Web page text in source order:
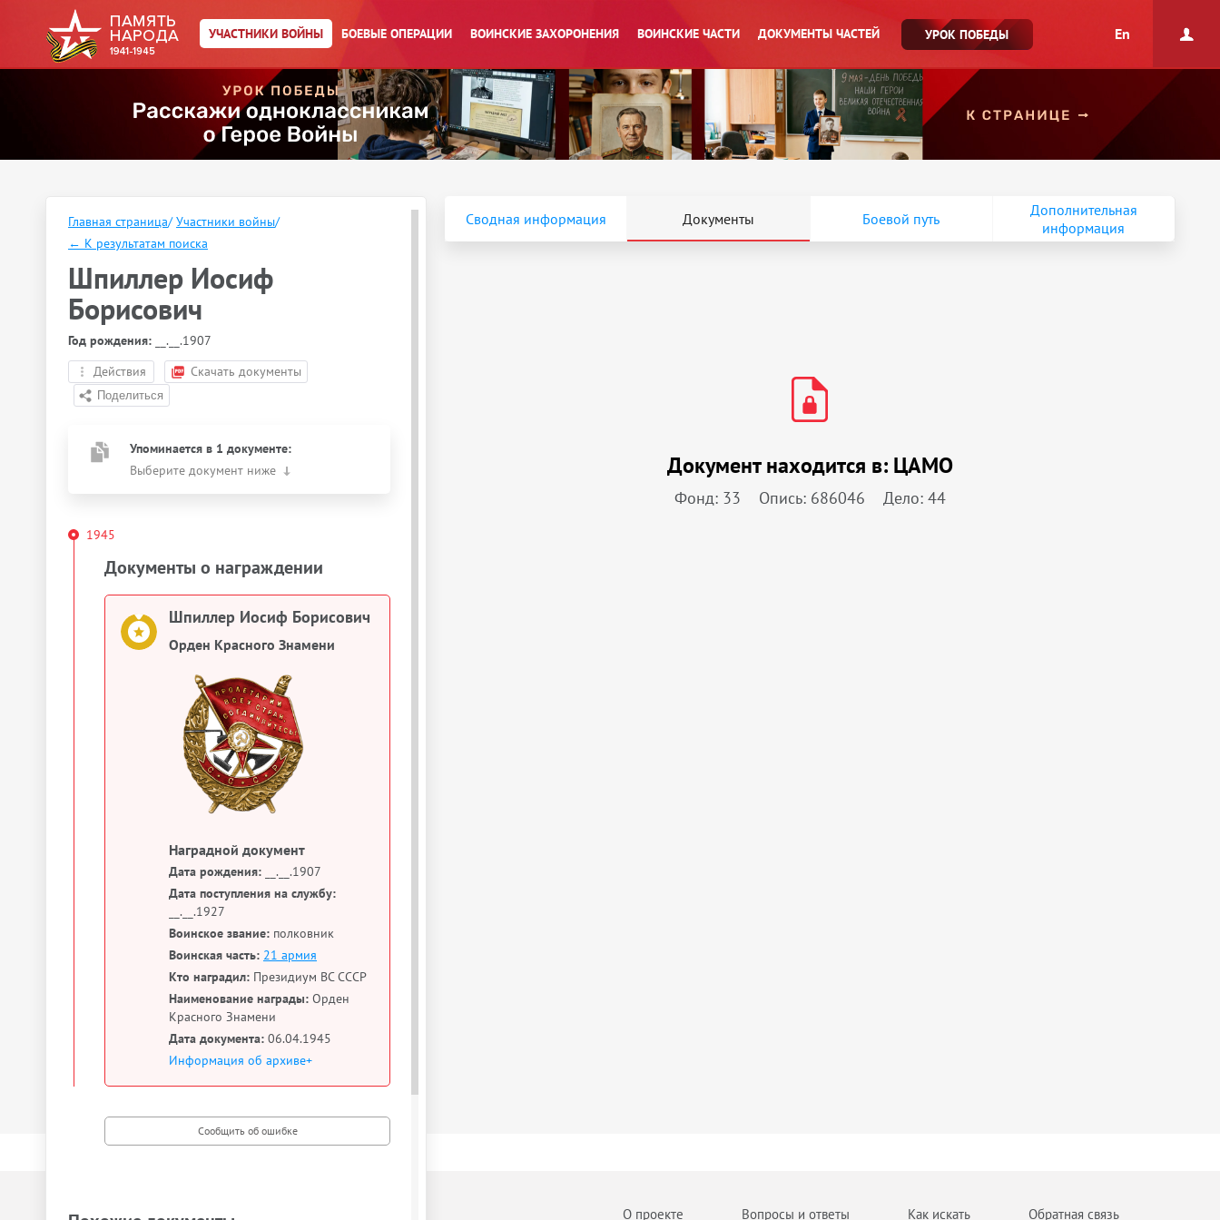
УЧАСТНИКИ ВОЙНЫ БОЕВЫЕ ОПЕРАЦИИ ВОИНСКИЕ ЗАХОРОНЕНИЯ ВОИНСКИЕ ЧАСТИ ДОКУМЕНТЫ ЧАСТЕЙ УРОК ПОБЕДЫ En
Главная страница/ Участники войны/
← К результатам поиска
Шпиллер Иосиф
Борисович
Год рождения: __.__.1907
Действия
Скачать документы
Упоминается в 1 документе:
Выберите документ ниже
1945
Документы о награждении
Шпиллер Иосиф Борисович
Орден Красного Знамени
Наградной документ
Дата рождения: __.__.1907
Дата поступления на службу:
__.__.1927
Воинское звание: полковник
Воинская часть: 21 армия
Кто наградил: Президиум ВС СССР
Наименование награды: Орден
Красного Знамени
Дата документа: 06.04.1945
Информация об архиве+
Сводная информация Документы Боевой путь
Дополнительная
информация
Документ находится в: ЦАМО
Фонд: 33 Опись: 686046 Дело: 44
О проекте Вопросы и ответы Как искать Обратная связь